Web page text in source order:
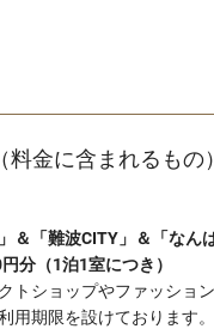
料金に含まれるもの）
＆「難波CITY」＆「な
分（1泊1室につき）
トショップやファッショ
用期限を設けております